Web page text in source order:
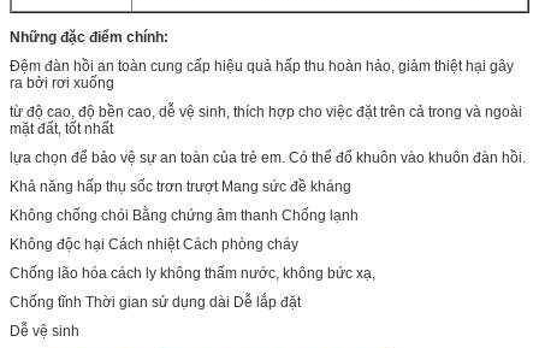
Những đặc điểm chính:
Đệm đàn hồi an toàn cung cấp hiệu quả hấp thu hoàn hảo, giảm thiệt hại gây
ra bởi rơi xuống
từ độ cao, độ bền cao, dễ vệ sinh, thích hợp cho việc đặt trên cả trong và ngoài
mặt đất, tốt nhất
lựa chọn để bảo vệ sự an toàn của trẻ em. Có thể đổ khuôn vào khuôn đàn hồi.
Khả năng hấp thụ sốc trơn trượt Mang sức đề kháng
Không chống chói Bằng chứng âm thanh Chống lạnh
Không độc hại Cách nhiệt Cách phòng cháy
Chống lão hóa cách ly không thấm nước, không bức xạ,
Chống tĩnh Thời gian sử dụng dài Dễ lắp đặt
Dễ vệ sinh